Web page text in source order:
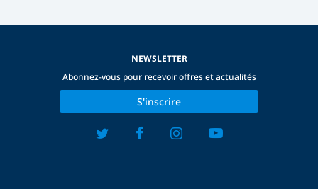
NEWSLETTER
Abonnez-vous pour recevoir offres et actualités
S'inscrire